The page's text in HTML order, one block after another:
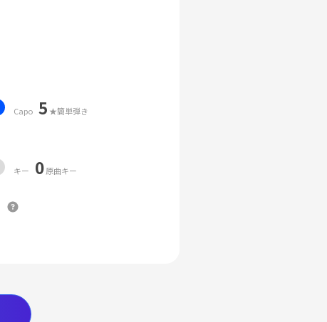
Capo 5 ★簡単弾き
キー 0原曲キー